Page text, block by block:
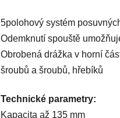
5polohový systém
Odemknutí spouště
Obrobená drážka v horní
šroubů a šroubů, hřebíků
Technické parametry:
Kapacita až 135 mm